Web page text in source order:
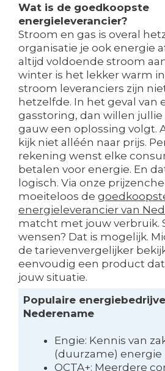
Wat is de goedkoopste
energieleverancier?
Stroom en gas is overal
organisatie je ook energie
altijd voldoende stroom
winter is het lekker warm in
stroom leveranciers zijn
hetzelfde. In het geval van
gasstoring, dan willen
gauw een oplossing volgt.
kijk niet alléén naar prijs.
rekening wenst elke
betalen voor energie. En
logisch. Via onze
moeiteloos de
energieleverancier van
matcht met jouw verbruik.
wensen? Dat is mogelijk.
de tarievenvergelijker
eenvoudig een product
jouw situatie.
Populaire
Nederename
Engie: Kennis van
(duurzame) energie
OCTA+: Meerdere